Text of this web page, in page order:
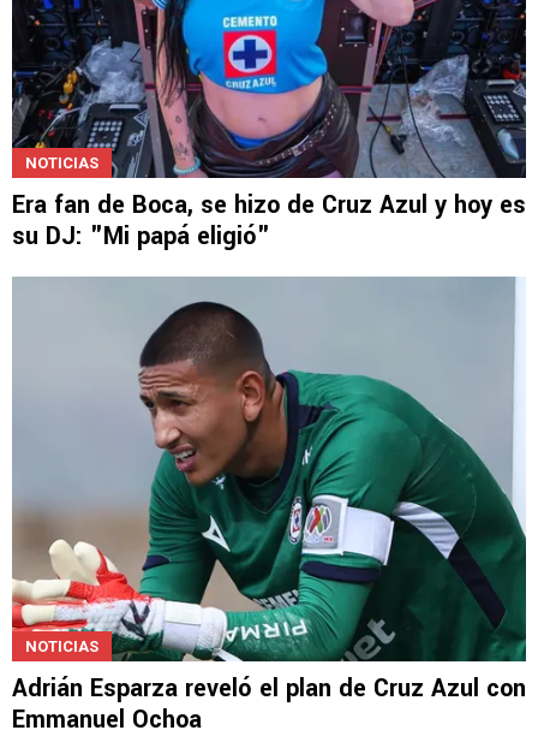
NOTICIAS
Era fan de Boca, se hizo de Cruz Azul y hoy es
su DJ: "Mi papá eligió"
NOTICIAS
Adrián Esparza reveló el plan de Cruz Azul con
Emmanuel Ochoa